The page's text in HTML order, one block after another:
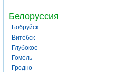
Белоруссия
Бобруйск
Витебск
Глубокое
Гомель
Гродно